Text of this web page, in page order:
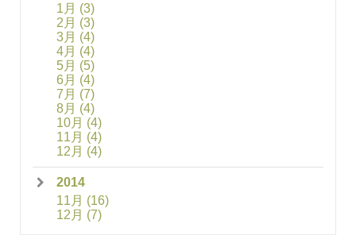
1月 (3)
2月 (3)
3月 (4)
4月 (4)
5月 (5)
6月 (4)
7月 (7)
8月 (4)
10月 (4)
11月 (4)
12月 (4)
2014
11月 (16)
12月 (7)